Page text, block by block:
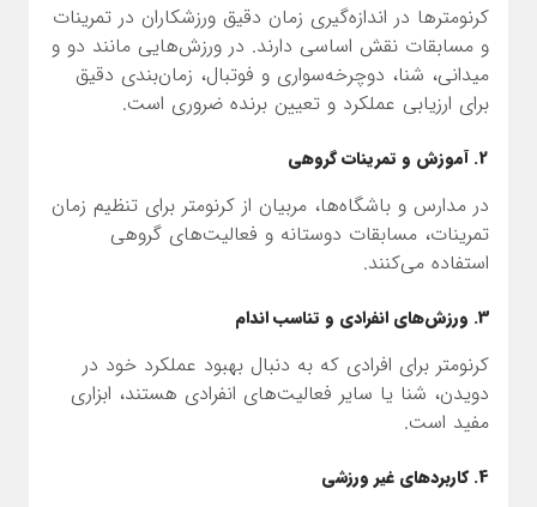
کرنومترها در اندازه‌گیری زمان دقیق ورزشکاران در تمرینات
و مسابقات نقش اساسی دارند. در ورزش‌هایی مانند دو و
میدانی، شنا، دوچرخه‌سواری و فوتبال، زمان‌بندی دقیق
برای ارزیابی عملکرد و تعیین برنده ضروری است.
2. آموزش و تمرینات گروهی
در مدارس و باشگاه‌ها، مربیان از کرنومتر برای تنظیم زمان
تمرینات، مسابقات دوستانه و فعالیت‌های گروهی
استفاده می‌کنند.
3. ورزش‌های انفرادی و تناسب اندام
کرنومتر برای افرادی که به دنبال بهبود عملکرد خود در
دویدن، شنا یا سایر فعالیت‌های انفرادی هستند، ابزاری
مفید است.
4. کاربردهای غیر ورزشی